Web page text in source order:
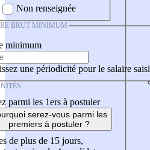
Non renseignée
BRUT MINIMUM
minimum
une périodicité pour le salaire saisi
parmi les 1ers à postuler
serez-vous parmi les
premiers à postuler ?
de plus de 15 jours,